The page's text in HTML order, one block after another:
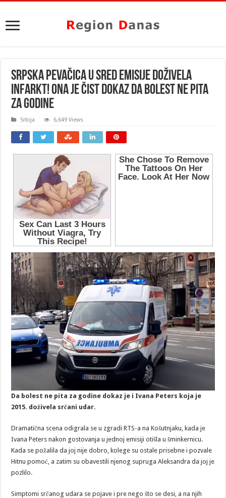
SRPSKA PEVAČICA U SRED EMISIJE DOŽIVELA
INFARKT! Ona je čist dokaz da bolest ne pita
za godine
Srbija 6,649 Views
Da bolest ne pita za godine dokaz je i Ivana Peters koja je
2015. doživela srčani udar.
Dramatična scena odigrala se u zgradi RTS-a na Košutnjaku, kada je
Ivana Peters nakon gostovanja u jednoj emisiji otišla u šminkernicu.
Kada se požalila da joj nije dobro, kolege su ostale prisebne i pozvale
Hitnu pomoć, a zatim su obavestili njenog supruga Aleksandra da joj je
pozlilo.
Simptomi srčanog udara se pojave i pre nego što se desi, a na njih